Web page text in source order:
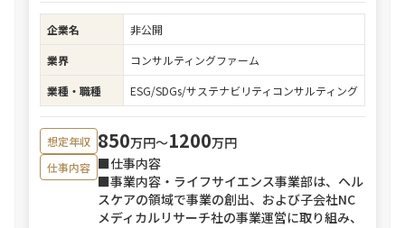
企業名
非公開
業界
コンサルティングファーム
業種・職種
ESG/SDGs/サステナビリティコンサルティング
想定年収 850万円〜1200万円
仕事内容 ■仕事内容
■事業内容・ライフサイエンス事業部は、ヘル
スケアの領域で事業の創出、および子会社NC
メディカルリサーチ社の事業運営に取り組み、